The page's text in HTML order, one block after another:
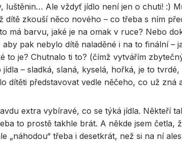
luštěnin… Ale vždyť jídlo není jen o chuti! :)
dítě zkouší něco nového – co třeba s ním
má barvu, jaké je na omak v ruce? Nebo
pak nebylo dítě naladěné i na to finální –
to je? Chutnalo ti to? (čímž vytvářím
– sladká, slaná, kyselá, hořká, je to
dítěti představovat vedle něčeho, co už zná
extra vybíravé, co se týká jídla. Někteří
to prostě takhle brát. A někde jsem četla,
„náhodou“ třeba i desetkrát, než si na ní